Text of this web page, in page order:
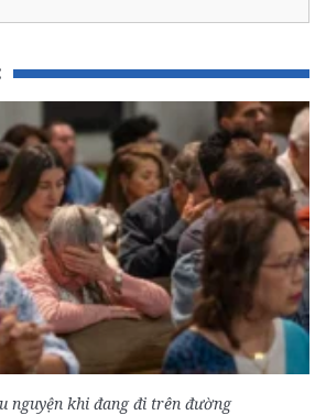
nguyện khi đang đi trên đường